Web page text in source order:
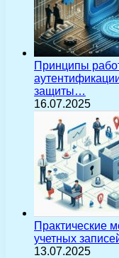
Принципы
защиты…
16.07.2025
Практические
учетных
13.07.2025